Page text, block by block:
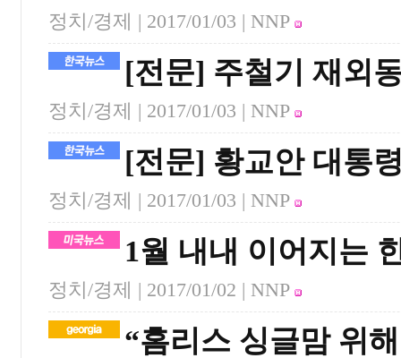
정치/경제 | 2017/01/03 | NNP
[전문] 주철기 재외
정치/경제 | 2017/01/03 | NNP
[전문] 황교안 대통
정치/경제 | 2017/01/03 | NNP
1월 내내 이어지는
정치/경제 | 2017/01/02 | NNP
“홈리스 싱글맘 위